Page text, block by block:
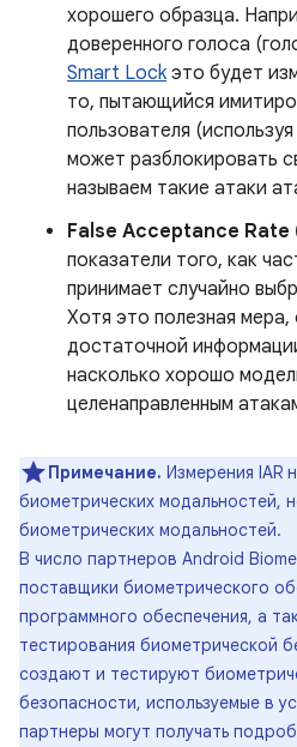
хорошего образца.
доверенного голоса
Smart Lockэто будет
то, пытающийся
пользователя
может разблокировать
называем такие атаки
False Acceptance Rate
показатели того, как
принимает случайно
Хотя это полезная мера,
достаточной
насколько хорошо
целенаправленным
Примечание. Измерения IAR
биометрических модальностей,
биометрических модальностей.
В число партнеров Android
поставщики биометрического
программного обеспечения, а
тестирования биометрической
создают и тестируют
безопасности, используемые в
партнеры могут получать